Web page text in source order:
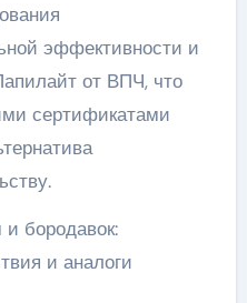
эффективности и
от ВПЧ, что
сертификатами